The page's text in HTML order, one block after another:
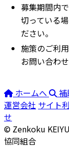
募集期間内
切っている
ださい。
施策のご利
お問い合わ
ホームへ
運営会社 サイト
せ
© Zenkoku
協同組合